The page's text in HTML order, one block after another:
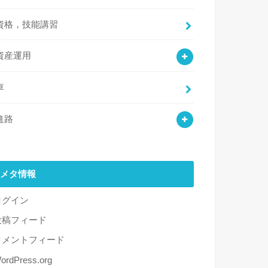
格，技能講習
産運用
路
メタ情報
グイン
稿フィード
メントフィード